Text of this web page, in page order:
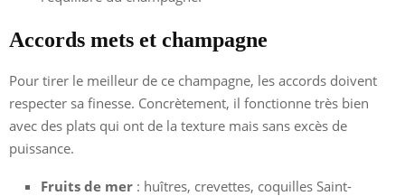
Accords mets et champagne
Pour tirer le meilleur de ce champagne, les accords doivent
respecter sa finesse. Concrètement, il fonctionne très bien
avec des plats qui ont de la texture mais sans excès de
puissance.
Fruits de mer : huîtres, crevettes, coquilles Saint-